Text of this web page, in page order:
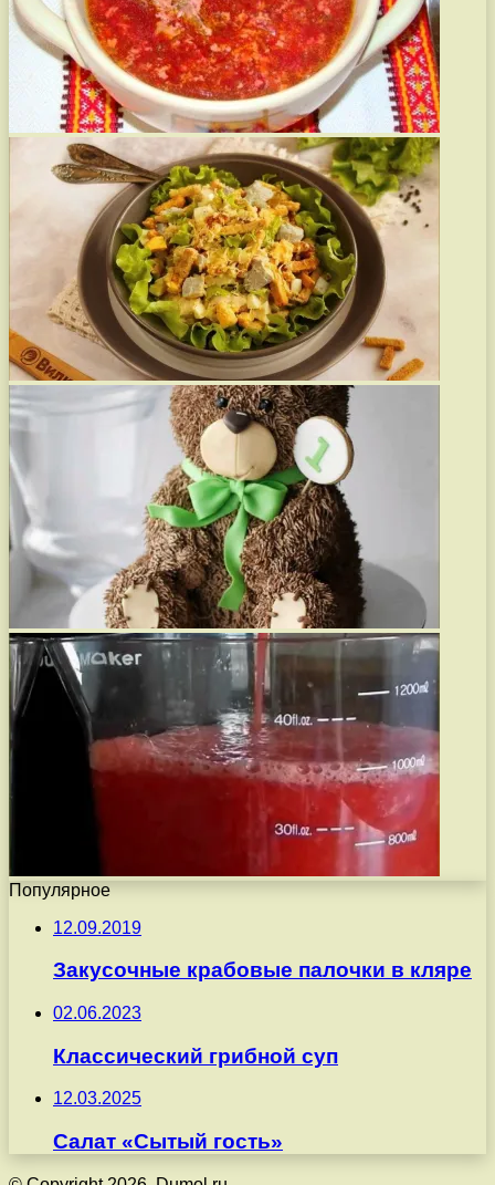
Популярное
12.09.2019
Закусочные крабовые палочки в кляре
02.06.2023
Классический грибной суп
12.03.2025
Салат «Сытый гость»